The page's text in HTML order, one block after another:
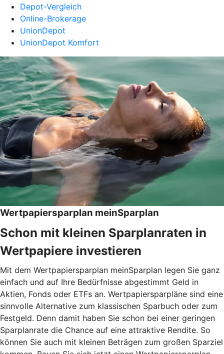
Depot-Vergleich
Online-Brokerage
UnionDepot
UnionDepot Komfort
Wertpapiersparplan meinSparplan
Schon mit kleinen Sparplanraten in
Wertpapiere investieren
Mit dem Wertpapiersparplan meinSparplan legen Sie ganz
einfach und auf Ihre Bedürfnisse abgestimmt Geld in
Aktien, Fonds oder ETFs an. Wertpapiersparpläne sind eine
sinnvolle Alternative zum klassischen Sparbuch oder zum
Festgeld. Denn damit haben Sie schon bei einer geringen
Sparplanrate die Chance auf eine attraktive Rendite. So
können Sie auch mit kleinen Beträgen zum großen Sparziel